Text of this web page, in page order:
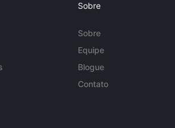
Sobre
Sobre
Equipe
Blogue
Contato